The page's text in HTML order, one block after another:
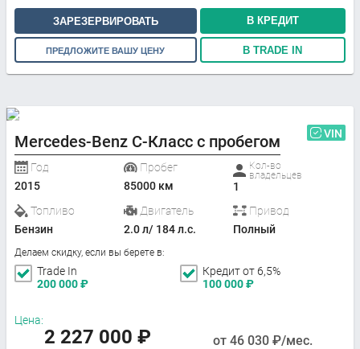
ЗАРЕЗЕРВИРОВАТЬ В КРЕДИТ
ПРЕДЛОЖИТЕ ВАШУ ЦЕНУ В TRADE IN
Mercedes-Benz C-Класс с пробегом VIN
Год
2015
Пробег
85000 км
Кол-во
владельцев
1
Топливо
Бензин
Двигатель
2.0 л/ 184 л.с.
Привод
Полный
Делаем скидку, если вы берете в:
Trade In
200 000₽
Кредит от 6,5%
100 000₽
Цена:
2 227 000 ₽ от 46 030 ₽/мес.